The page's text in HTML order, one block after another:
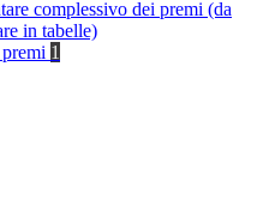
complessivo dei premi (da
in tabelle)
1